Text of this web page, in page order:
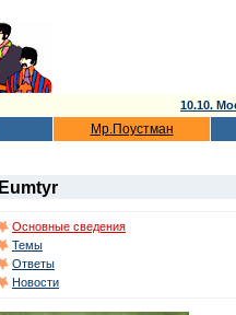
10.10.
Мр.Поустман
Eumtyr
Основные сведения
Темы
Ответы
Новости